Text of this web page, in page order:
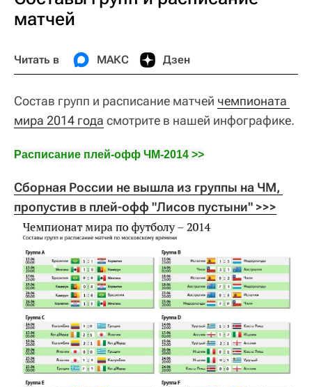
матчей
Читать в МАКС Дзен
Состав групп и расписание матчей чемпионата
мира 2014 года смотрите в нашей инфографике.
Расписание плей-офф ЧМ-2014 >>
Сборная России не вышла из группы на ЧМ,
пропустив в плей-офф "Лисов пустыни" >>>